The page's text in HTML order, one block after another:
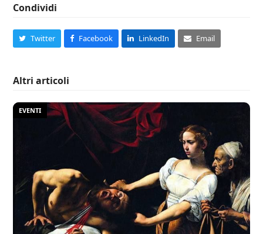
Condividi
Twitter Facebook LinkedIn Email
Altri articoli
EVENTI